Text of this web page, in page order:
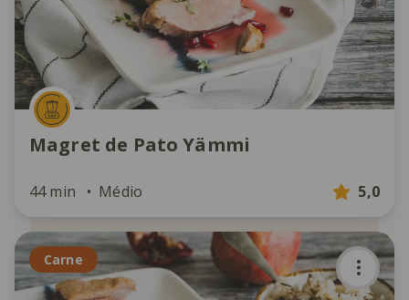
Magret de Pato Yämmi
44 min Médio 5,0
Carne